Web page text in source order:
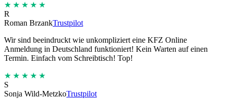
★★★★★
R
Roman BrzankTrustpilot
Wir sind beeindruckt wie unkompliziert eine KFZ Online
Anmeldung in Deutschland funktioniert! Kein Warten auf einen
Termin. Einfach vom Schreibtisch! Top!
★★★★★
S
Sonja Wild-MetzkoTrustpilot